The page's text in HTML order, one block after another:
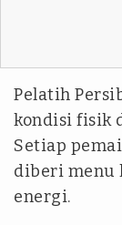
Pelatih
kondisi fisik
Setiap
diberi menu
energi.